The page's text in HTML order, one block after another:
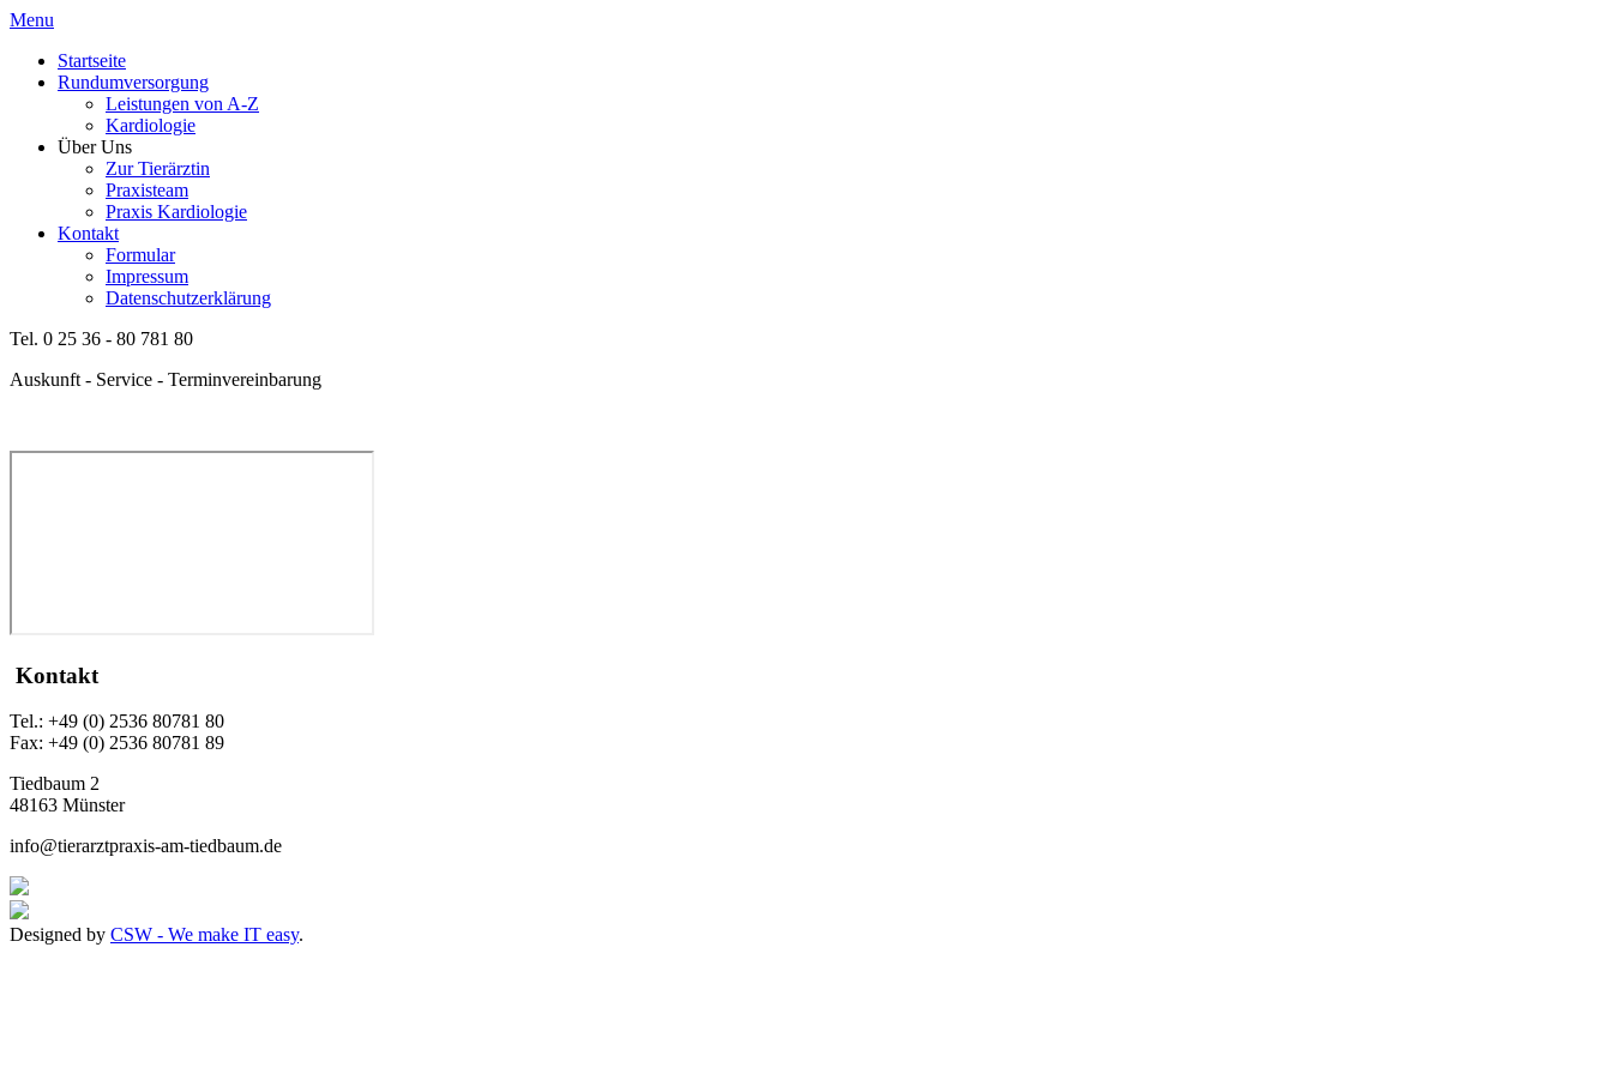
Menu
Startseite
Rundumversorgung
Leistungen von A-Z
Kardiologie
Über Uns
Zur Tierärztin
Praxisteam
Praxis Kardiologie
Kontakt
Formular
Impressum
Datenschutzerklärung
Tel. 0 25 36 - 80 781 80
Auskunft - Service - Terminvereinbarung
Kontakt
Tel.: +49 (0) 2536 80781 80
Fax: +49 (0) 2536 80781 89
Tiedbaum 2
48163 Münster
info@tierarztpraxis-am-tiedbaum.de
Designed by CSW - We make IT easy.